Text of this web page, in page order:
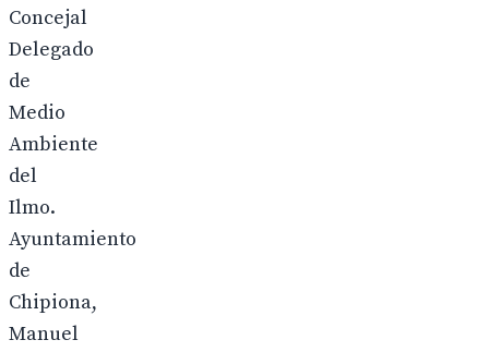
Concejal
Delegado
de
Medio
Ambiente
del
Ilmo.
Ayuntamiento
de
Chipiona,
Manuel